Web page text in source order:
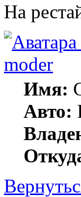
На
moder
Имя:
Авто: